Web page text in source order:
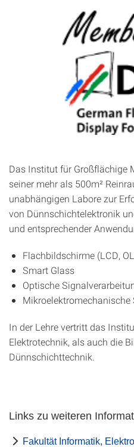
Das Institut für Großflächige
seiner mehr als 500m²
unabhängigen Labore zur
von Dünnschichtelektronik
und entsprechender
Flachbildschirme (LCD,
Smart Glass
Optische
Mikroelektromechanische
In der Lehre vertritt das
Elektrotechnik, als auch die
Dünnschichttechnik.
Links zu weiteren
Fakultät Informatik,